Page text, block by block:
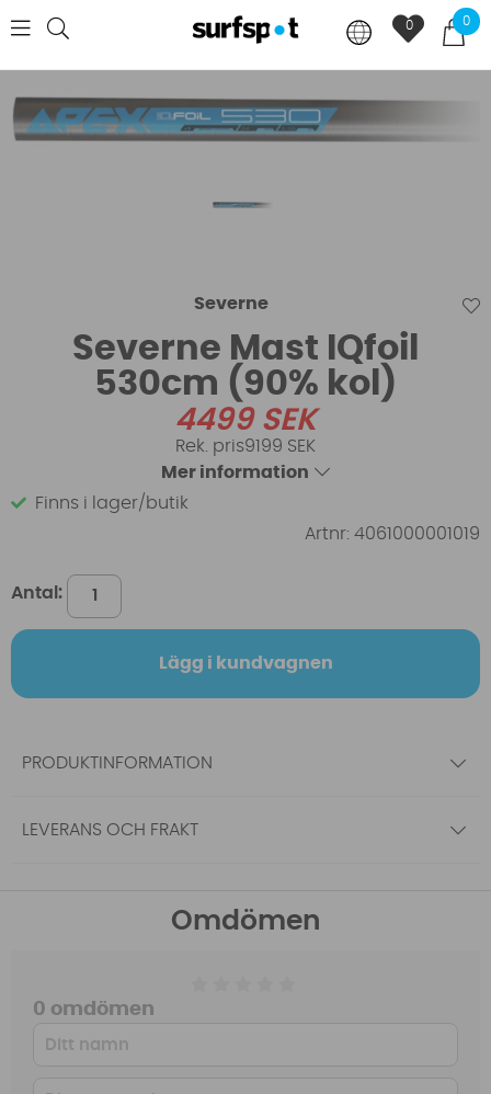
0
0
Severne
Severne Mast IQfoil
530cm (90% kol)
4499SEK
9199 SEK
Mer information
Finns i lager/butik
Artnr: 4061000001019
Antal:
Lägg i kundvagnen
PRODUKTINFORMATION
LEVERANS OCH FRAKT
Omdömen
0 omdömen